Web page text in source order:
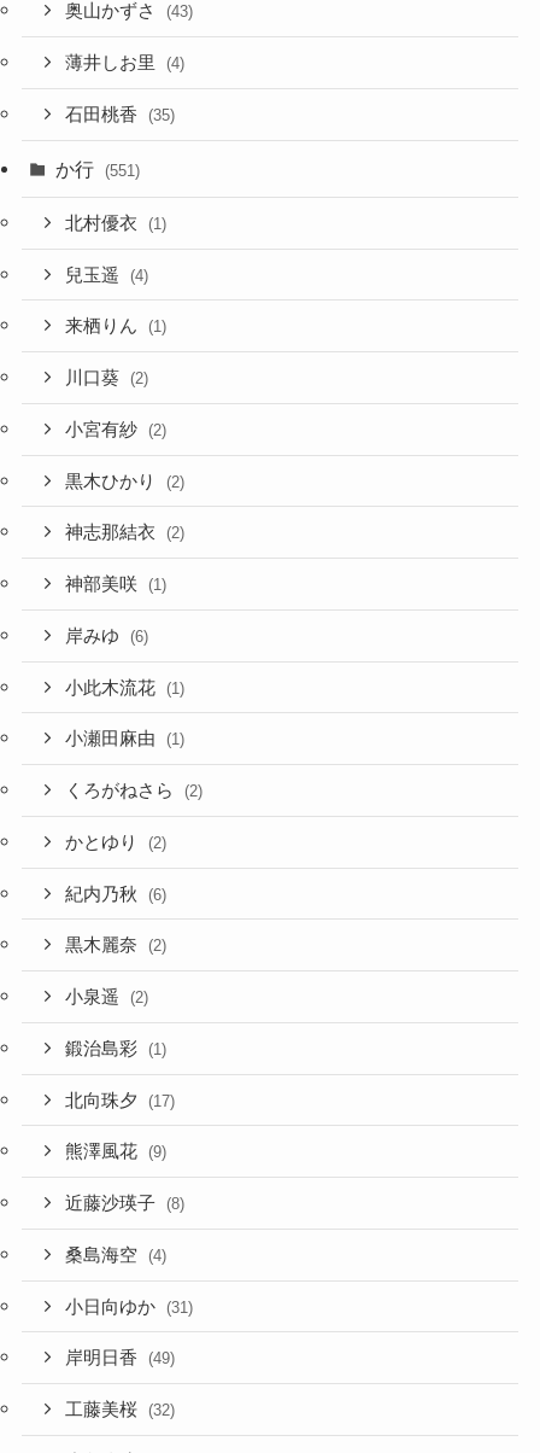
奥山かずさ (43)
薄井しお里 (4)
石田桃香 (35)
か行 (551)
北村優衣 (1)
兒玉遥 (4)
来栖りん (1)
川口葵 (2)
小宮有紗 (2)
黒木ひかり (2)
神志那結衣 (2)
神部美咲 (1)
岸みゆ (6)
小此木流花 (1)
小瀬田麻由 (1)
くろがねさら (2)
かとゆり (2)
紀内乃秋 (6)
黒木麗奈 (2)
小泉遥 (2)
鍛治島彩 (1)
北向珠夕 (17)
熊澤風花 (9)
近藤沙瑛子 (8)
桑島海空 (4)
小日向ゆか (31)
岸明日香 (49)
工藤美桜 (32)